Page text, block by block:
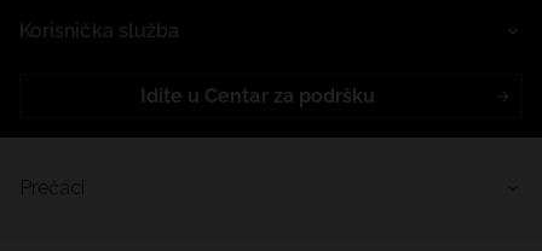
Korisnička služba
Idite u Centar za podršku